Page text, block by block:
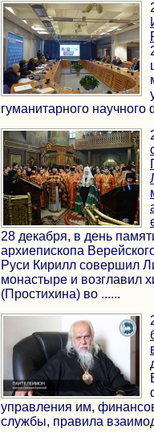
гуманитарного научного
28 декабря, в день
архиепископа
Руси Кирилл совершил
монастыре и возглавил
(Простихина) во ......
управления им,
службы, правила